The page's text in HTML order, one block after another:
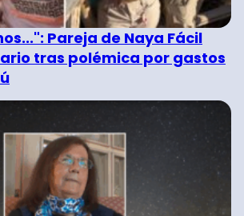
Pareja de Naya Fácil
tras polémica por gastos